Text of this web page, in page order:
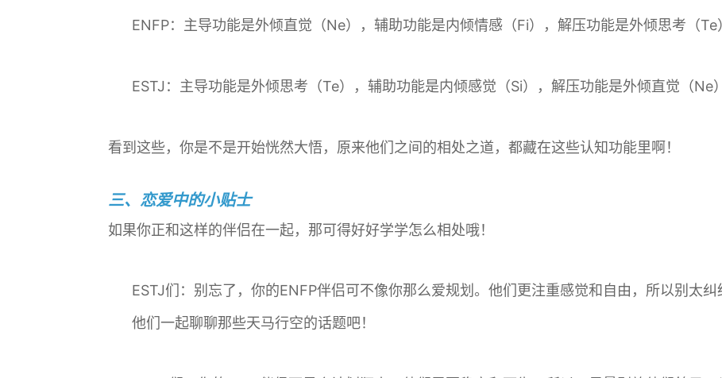
ENFP：主导功能是外倾直觉（Ne），辅助功能是内倾情感（Fi），解压功能是外倾思考（Te
ESTJ：主导功能是外倾思考（Te），辅助功能是内倾感觉（Si），解压功能是外倾直觉（Ne
看到这些，你是不是开始恍然大悟，原来他们之间的相处之道，都藏在这些认知功能里啊！
三、恋爱中的小贴士
如果你正和这样的伴侣在一起，那可得好好学学怎么相处哦！
ESTJ们：别忘了，你的ENFP伴侣可不像你那么爱规划。他们更注重感觉和自由，所以别太
他们一起聊聊那些天马行空的话题吧！